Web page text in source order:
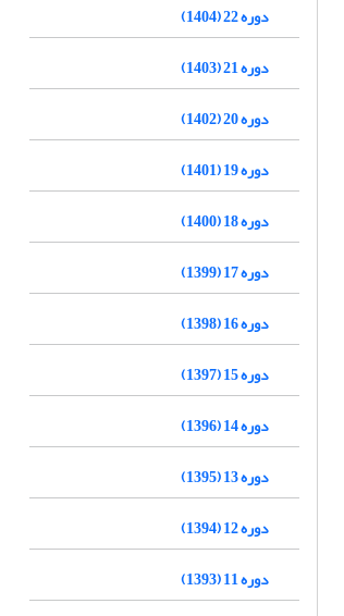
دوره 22 (1404)
دوره 21 (1403)
دوره 20 (1402)
دوره 19 (1401)
دوره 18 (1400)
دوره 17 (1399)
دوره 16 (1398)
دوره 15 (1397)
دوره 14 (1396)
دوره 13 (1395)
دوره 12 (1394)
دوره 11 (1393)